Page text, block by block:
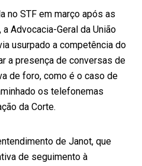
no STF em março após as
Advocacia-Geral da União
usurpado a competência do
a presença de conversas de
de foro, como é o caso de
os telefonemas
da Corte.
de Janot, que
de seguimento à